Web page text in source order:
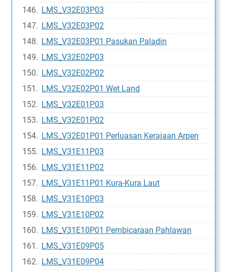
LMS_V32E03P03
LMS_V32E03P02
LMS_V32E03P01 Pasukan Paladin
LMS_V32E02P03
LMS_V32E02P02
LMS_V32E02P01 Wet Land
LMS_V32E01P03
LMS_V32E01P02
LMS_V32E01P01 Perluasan Kerajaan Arpen
LMS_V31E11P03
LMS_V31E11P02
LMS_V31E11P01 Kura-Kura Laut
LMS_V31E10P03
LMS_V31E10P02
LMS_V31E10P01 Pembicaraan Pahlawan
LMS_V31E09P05
LMS_V31E09P04